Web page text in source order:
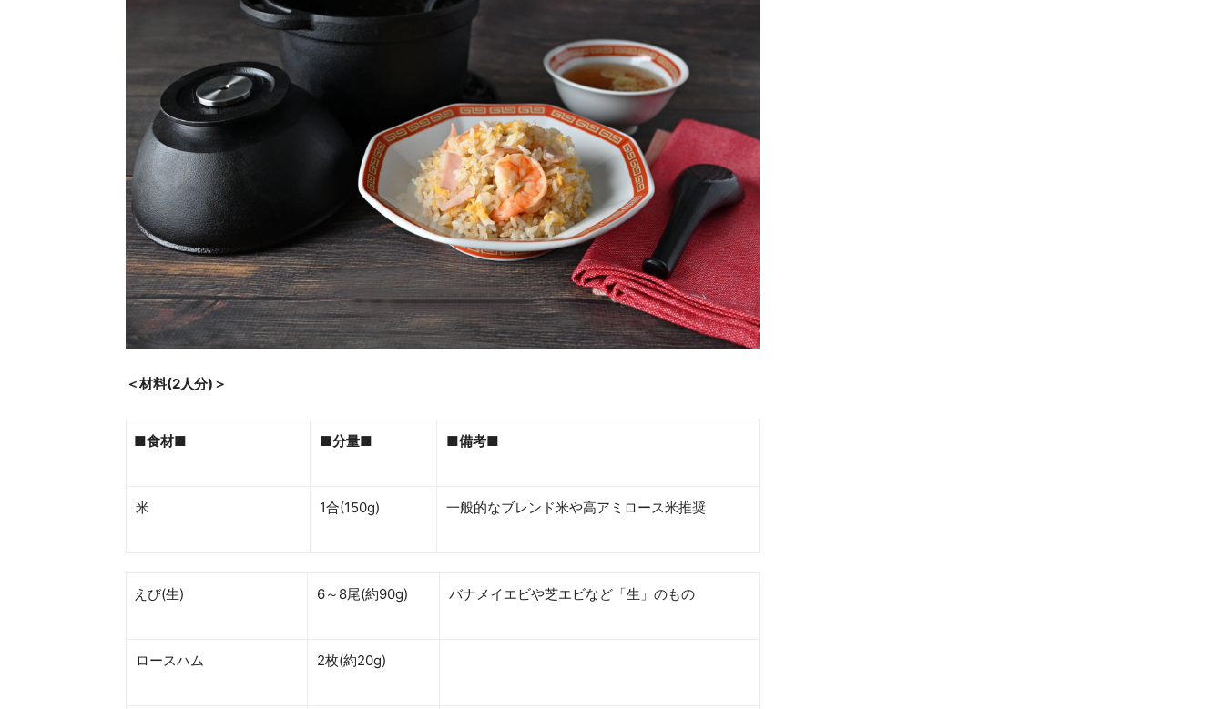
＜材料(2人分)＞
■食材■ ■分量■ ■備考■
米 1合(150g) 一般的なブレンド米や高アミロース米推奨
えび(生) 6～8尾(約90g) バナメイエビや芝エビなど「生」のもの
ロースハム 2枚(約20g)